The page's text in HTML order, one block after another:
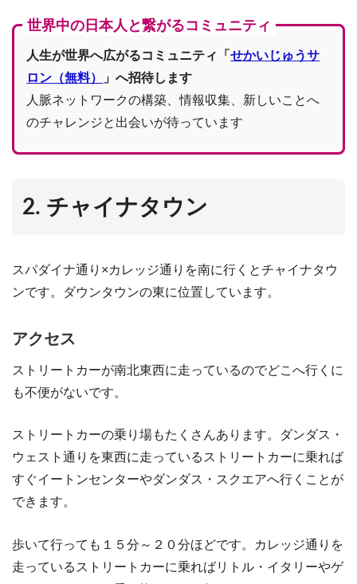
世界中の日本人と繋がるコミュニティ
人生が世界へ広がるコミュニティ「せかいじゅうサ
ロン（無料）
」へ招待します
人脈ネットワークの構築、情報収集、新しいことへ
のチャレンジと出会いが待っています
2. チャイナタウン
スパダイナ通り×カレッジ通りを南に行くとチャイナタウ
ンです。ダウンタウンの東に位置しています。
アクセス
ストリートカーが南北東西に走っているのでどこへ行くに
も不便がないです。
ストリートカーの乗り場もたくさんあります。ダンダス・
ウェスト通りを東西に走っているストリートカーに乗れば
すぐイートンセンターやダンダス・スクエアへ行くことが
できます。
歩いて行っても１５分～２０分ほどです。カレッジ通りを
走っているストリートカーに乗ればリトル・イタリーやゲ